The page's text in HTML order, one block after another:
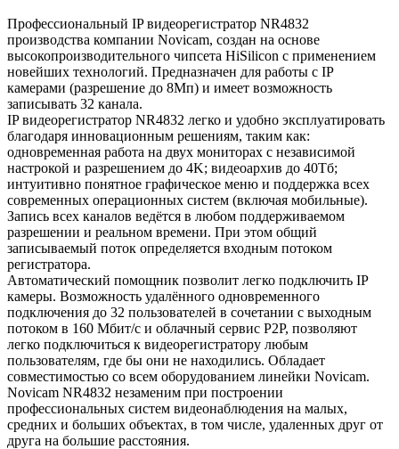
Профессиональный IP видеорегистратор NR4832
производства компании Novicam, создан на основе
высокопроизводительного чипсета HiSilicon с применением
новейших технологий. Предназначен для работы с IP
камерами (разрешение до 8Мп) и имеет возможность
записывать 32 канала.
IP видеорегистратор NR4832 легко и удобно эксплуатировать
благодаря инновационным решениям, таким как:
одновременная работа на двух мониторах с независимой
настрокой и разрешением до 4K; видеоархив до 40Тб;
интуитивно понятное графическое меню и поддержка всех
современных операционных систем (включая мобильные).
Запись всех каналов ведётся в любом поддерживаемом
разрешении и реальном времени. При этом общий
записываемый поток определяется входным потоком
регистратора.
Автоматический помощник позволит легко подключить IP
камеры. Возможность удалённого одновременного
подключения до 32 пользователей в сочетании с выходным
потоком в 160 Мбит/с и облачный сервис P2P, позволяют
легко подключиться к видеорегистратору любым
пользователям, где бы они не находились. Обладает
совместимостью со всем оборудованием линейки Novicam.
Novicam NR4832 незаменим при построении
профессиональных систем видеонаблюдения на малых,
средних и больших объектах, в том числе, удаленных друг от
друга на большие расстояния.